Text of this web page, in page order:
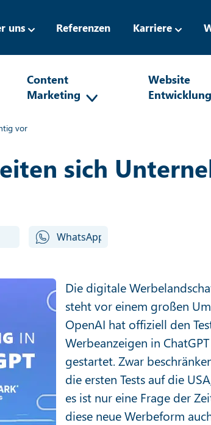
uns Referenzen Karriere
Content
Marketing
Website
Entwicklung
vor
sich
Die digitale
steht vor einem großen
OpenAI hat offiziell den
Werbeanzeigen in ChatGPT
gestartet. Zwar
die ersten Tests auf die
es ist nur eine Frage der
diese neue Werbeform